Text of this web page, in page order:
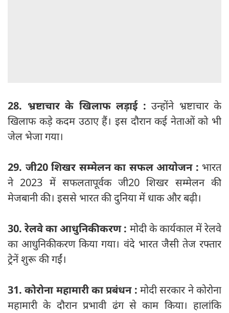
28. भ्रष्टाचार के खिलाफ लड़ाई : उन्होंने भ्रष्टाचार के
खिलाफ कड़े कदम उठाए हैं। इस दौरान कई नेताओं को भी
जेल भेजा गया।
29. जी20 शिखर सम्मेलन का सफल आयोजन : भारत
ने 2023 में सफलतापूर्वक जी20 शिखर सम्मेलन की
मेजबानी की। इससे भारत की दुनिया में धाक और बढ़ी।
30. रेलवे का आधुनिकीकरण : मोदी के कार्यकाल में रेलवे
का आधुनिकीकरण किया गया। वंदे भारत जैसी तेज रफ्तार
ट्रेनें शुरू की गईं।
31. कोरोना महामारी का प्रबंधन : मोदी सरकार ने कोरोना
महामारी के दौरान प्रभावी ढंग से काम किया। हालांकि